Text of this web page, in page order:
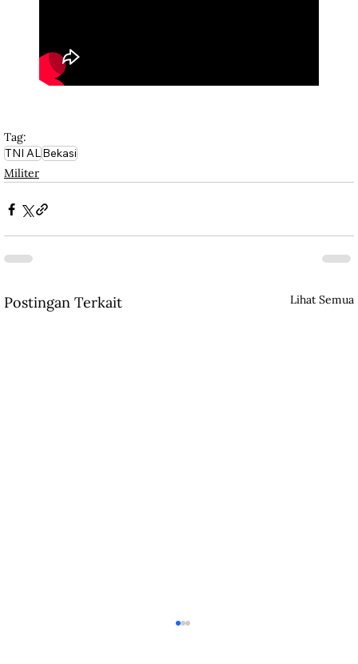
Tag:
TNI ALBekasi
Militer
Postingan Terkait Lihat Semua